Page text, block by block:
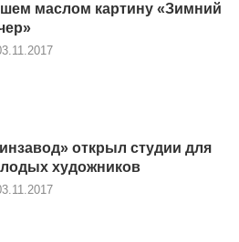
маслом картину «Зимний
открыл студии для
художников